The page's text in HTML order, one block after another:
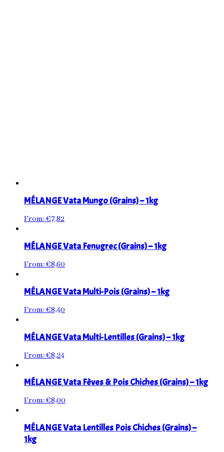
MÉLANGE Vata Mungo (Grains) – 1kg
From:€7,82
MÉLANGE Vata Fenugrec (Grains) – 1kg
From:€8,60
MÉLANGE Vata Multi-Pois (Grains) – 1kg
From:€8,40
MÉLANGE Vata Multi-Lentilles (Grains) – 1kg
From:€8,24
MÉLANGE Vata Fèves & Pois Chiches (Grains) – 1kg
From:€8,00
MÉLANGE Vata Lentilles Pois Chiches (Grains) –
1kg